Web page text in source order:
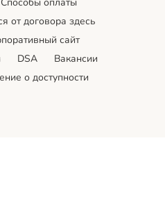
Cпособы оплаты
от договора здесь
сайт
DSA
Вакансии
о доступности